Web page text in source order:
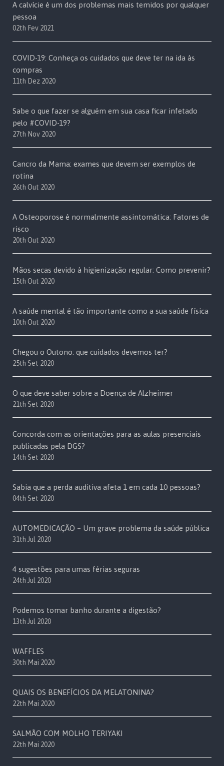
A calvície é um dos problemas mais temidos por qualquer
pessoa
02th Fev 2021
COVID-19: Conheça os cuidados que deve ter na ida às
compras
11th Dez 2020
Sabe o que fazer se alguém em sua casa ficar infetado
pelo #COVID-19?
27th Nov 2020
Cancro da Mama: exames que devem ser exemplos de
rotina
26th Out 2020
A Osteoporose é normalmente assintomática: Fatores de
risco
20th Out 2020
Mãos secas devido à higienização regular: Como prevenir?
15th Out 2020
A saúde mental é tão importante como a sua saúde física
10th Out 2020
Chegou o Outono: que cuidados devemos ter?
25th Set 2020
O que deve saber sobre a Doença de Alzheimer
21th Set 2020
Concorda com as orientações para as aulas presenciais
publicadas pela DGS?
14th Set 2020
Sabia que a perda auditiva afeta 1 em cada 10 pessoas?
04th Set 2020
AUTOMEDICAÇÃO – Um grave problema da saúde pública
31th Jul 2020
4 sugestões para umas férias seguras
24th Jul 2020
Podemos tomar banho durante a digestão?
13th Jul 2020
WAFFLES
30th Mai 2020
QUAIS OS BENEFÍCIOS DA MELATONINA?
22th Mai 2020
SALMÃO COM MOLHO TERIYAKI
22th Mai 2020